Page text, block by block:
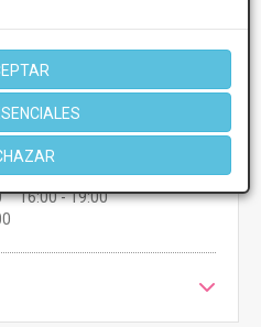
16:00 - 19:00
16:00 - 19:00
16:00 - 19:00